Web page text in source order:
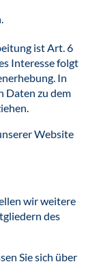
ist Art. 6
Interesse folgt
In
Daten zu dem
Website
wir weitere
des
Sie sich über